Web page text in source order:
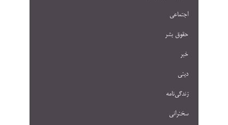
اجتماعی
حقوق بشر
خبر
دینی
زندگی‌نامه
سخنرانی